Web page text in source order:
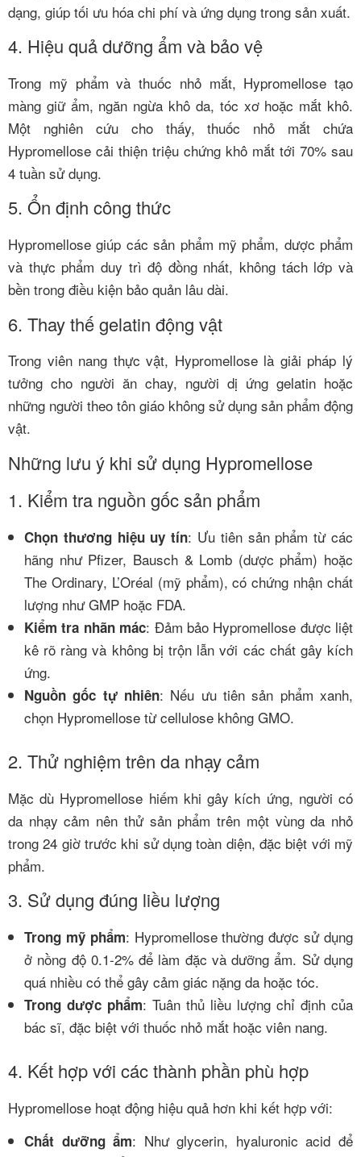
dạng, giúp tối ưu hóa chi phí và ứng dụng trong sản xuất.
4. Hiệu quả dưỡng ẩm và bảo vệ
Trong mỹ phẩm và thuốc nhỏ mắt, Hypromellose tạo
màng giữ ẩm, ngăn ngừa khô da, tóc xơ hoặc mắt khô.
Một nghiên cứu cho thấy, thuốc nhỏ mắt chứa
Hypromellose cải thiện triệu chứng khô mắt tới 70% sau
4 tuần sử dụng.
5. Ổn định công thức
Hypromellose giúp các sản phẩm mỹ phẩm, dược phẩm
và thực phẩm duy trì độ đồng nhất, không tách lớp và
bền trong điều kiện bảo quản lâu dài.
6. Thay thế gelatin động vật
Trong viên nang thực vật, Hypromellose là giải pháp lý
tưởng cho người ăn chay, người dị ứng gelatin hoặc
những người theo tôn giáo không sử dụng sản phẩm động
vật.
Những lưu ý khi sử dụng Hypromellose
1. Kiểm tra nguồn gốc sản phẩm
Chọn thương hiệu uy tín: Ưu tiên sản phẩm từ các
hãng như Pfizer, Bausch & Lomb (dược phẩm) hoặc
The Ordinary, L’Oréal (mỹ phẩm), có chứng nhận chất
lượng như GMP hoặc FDA.
Kiểm tra nhãn mác: Đảm bảo Hypromellose được liệt
kê rõ ràng và không bị trộn lẫn với các chất gây kích
ứng.
Nguồn gốc tự nhiên: Nếu ưu tiên sản phẩm xanh,
chọn Hypromellose từ cellulose không GMO.
2. Thử nghiệm trên da nhạy cảm
Mặc dù Hypromellose hiếm khi gây kích ứng, người có
da nhạy cảm nên thử sản phẩm trên một vùng da nhỏ
trong 24 giờ trước khi sử dụng toàn diện, đặc biệt với mỹ
phẩm.
3. Sử dụng đúng liều lượng
Trong mỹ phẩm: Hypromellose thường được sử dụng
ở nồng độ 0.1-2% để làm đặc và dưỡng ẩm. Sử dụng
quá nhiều có thể gây cảm giác nặng da hoặc tóc.
Trong dược phẩm: Tuân thủ liều lượng chỉ định của
bác sĩ, đặc biệt với thuốc nhỏ mắt hoặc viên nang.
4. Kết hợp với các thành phần phù hợp
Hypromellose hoạt động hiệu quả hơn khi kết hợp với:
Chất dưỡng ẩm: Như glycerin, hyaluronic acid để